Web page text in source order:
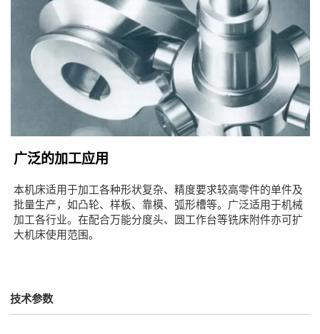
广泛的加工应用
本机床适用于加工各种形状复杂、精度要求较高零件的单件及
批量生产，如凸轮、样板、靠模、弧形槽等。广泛适用于机械
加工各行业。在配合万能分度头、圆工作台等铣床附件亦可扩
大机床使用范围。
技术参数